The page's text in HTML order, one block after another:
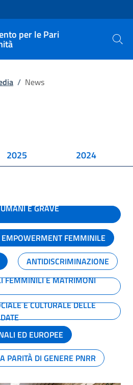
per le Pari
Cerca
/ News
2025 2024
E GRAVE
EMPOWERMENT FEMMINILE
ANTIDISCRIMINAZIONE
FEMMINILI E MATRIMONI
E CULTURALE DELLE
ED EUROPEE
PARITÀ DI GENERE PNRR